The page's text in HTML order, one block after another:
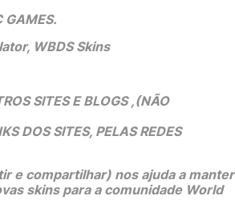
WBDS Skins
SITES E BLOGS ,(NÃO
DOS SITES, PELAS REDES
e compartilhar) nos ajuda a manter
skins para a comunidade World